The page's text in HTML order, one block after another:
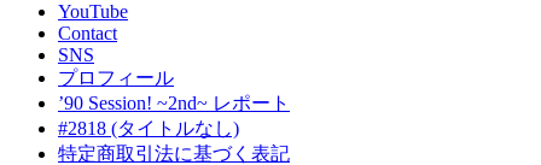
YouTube
Contact
SNS
プロフィール
’90 Session! ~2nd~ レポート
#2818 (タイトルなし)
特定商取引法に基づく表記